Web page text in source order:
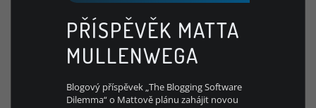
PŘÍSPĚVĚK MATTA
MULLENWEGA
Blogový příspěvek „The Blogging Software
Dilemma“ o Mattově plánu zahájit novou